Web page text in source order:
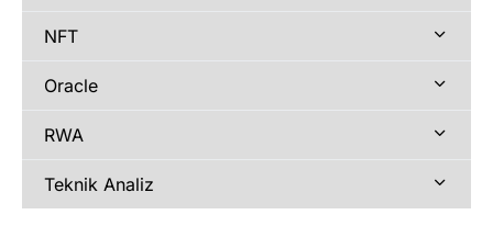
NFT
Oracle
RWA
Teknik Analiz